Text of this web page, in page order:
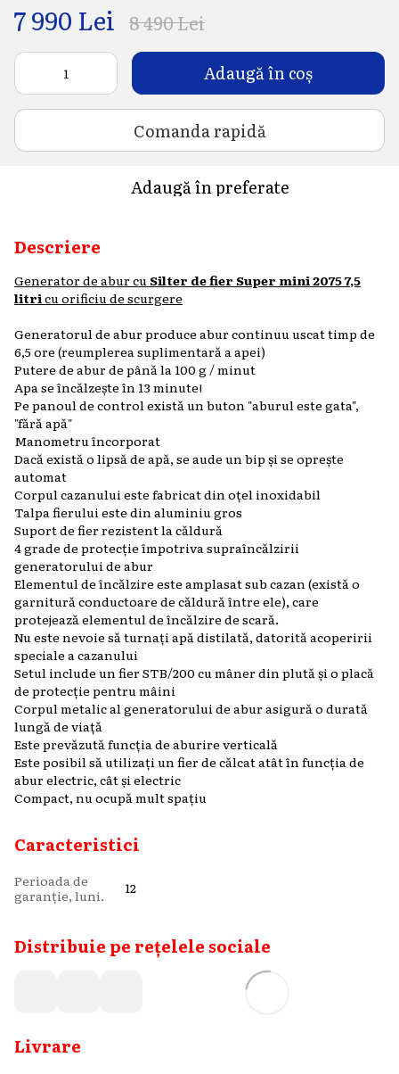
7 990 Lei 8 490 Lei
Adaugă în coș
Comanda rapidă
Adaugă în preferate
Descriere
Generator de abur cuSilter de fier Super mini 2075 7,5
litricu orificiu de scurgere
Generatorul de abur produce abur continuu uscat timp de
6,5 ore (reumplerea suplimentară a apei)
Putere de abur de până la 100 g / minut
Apa se încălzește în 13 minute!
Pe panoul de control există un buton "aburul este gata",
"fără apă"
Manometru încorporat
Dacă există o lipsă de apă, se aude un bip și se oprește
automat
Corpul cazanului este fabricat din oțel inoxidabil
Talpa fierului este din aluminiu gros
Suport de fier rezistent la căldură
4 grade de protecție împotriva supraîncălzirii
generatorului de abur
Elementul de încălzire este amplasat sub cazan (există o
garnitură conductoare de căldură între ele), care
protejează elementul de încălzire de scară.
Nu este nevoie să turnați apă distilată, datorită acoperirii
speciale a cazanului
Setul include un fier STB/200 cu mâner din plută și o placă
de protecție pentru mâini
Corpul metalic al generatorului de abur asigură o durată
lungă de viață
Este prevăzută funcția de aburire verticală
Este posibil să utilizați un fier de călcat atât în funcția de
abur electric, cât și electric
Compact, nu ocupă mult spațiu
Caracteristici
Perioada de
garanție, luni.
12
Distribuie pe rețelele sociale
Livrare